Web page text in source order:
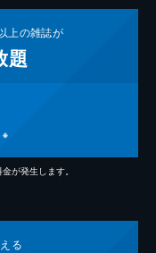
上の雑誌が
題
※
が発生します。
る